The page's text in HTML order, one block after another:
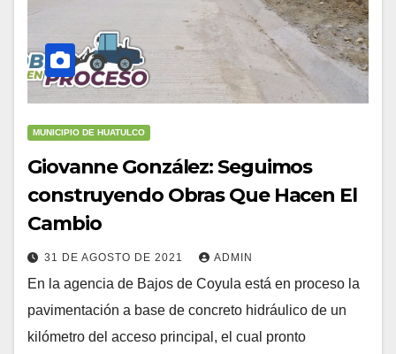
MUNICIPIO DE HUATULCO
Giovanne González: Seguimos
construyendo Obras Que Hacen El
Cambio
31 DE AGOSTO DE 2021 ADMIN
En la agencia de Bajos de Coyula está en proceso la
pavimentación a base de concreto hidráulico de un
kilómetro del acceso principal, el cual pronto